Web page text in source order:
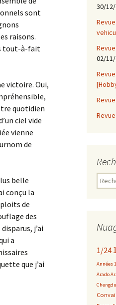
27
Lee 1/72]
sont
raisons.
tout-à-fait
victoire. Oui,
quotidien
ciel vide
vienne
de
belle
conçu la
de
des
j’ai
a
que j’ai
30/
02/
1/24
Années
Arado